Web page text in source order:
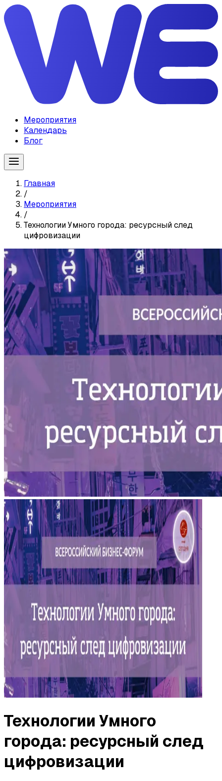
Мероприятия
Календарь
Блог
Главная
/
Мероприятия
/
Технологии Умного города: ресурсный след
цифровизации
Технологии Умного
города: ресурсный след
цифровизации